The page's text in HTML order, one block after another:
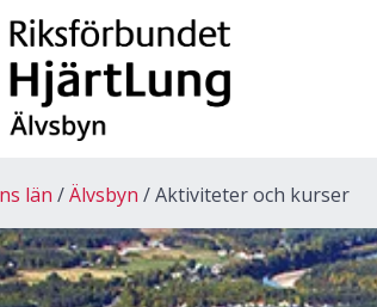
län Älvsbyn Aktiviteter och kurser